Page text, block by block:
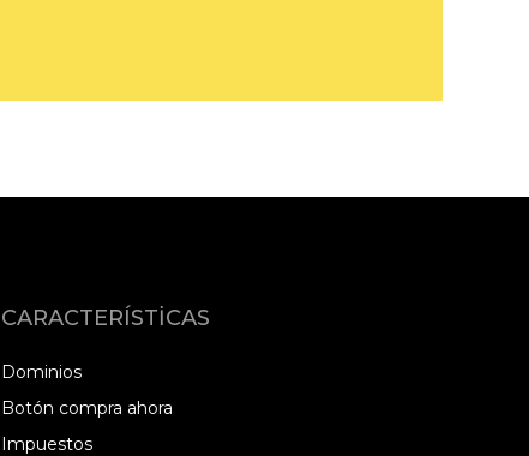
CARACTERÍSTICAS
Dominios
Botón compra ahora
Impuestos